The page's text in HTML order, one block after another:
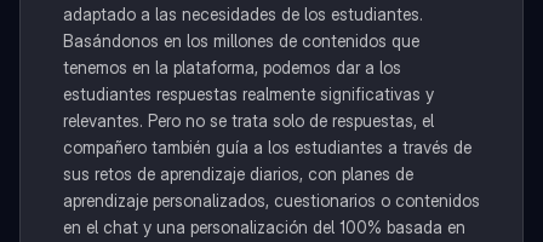
adaptado a las necesidades de los estudiantes.
Basándonos en los millones de contenidos que
tenemos en la plataforma, podemos dar a los
estudiantes respuestas realmente significativas y
relevantes. Pero no se trata solo de respuestas, el
compañero también guía a los estudiantes a través de
sus retos de aprendizaje diarios, con planes de
aprendizaje personalizados, cuestionarios o contenidos
en el chat y una personalización del 100% basada en